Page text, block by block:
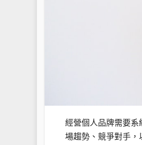
經營個人品牌需要系
場趨勢、競爭對手，